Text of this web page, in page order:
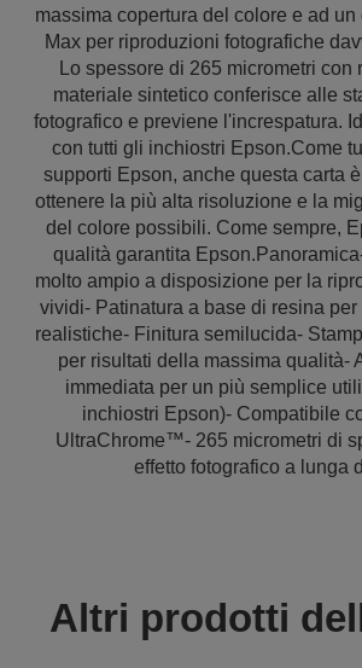
massima copertura del colore e ad
Max per riproduzioni fotografiche
Lo spessore di 265 micrometri con
materiale sintetico conferisce alle
fotografico e previene l'increspatura.
con tutti gli inchiostri Epson.Come
supporti Epson, anche questa carta
ottenere la più alta risoluzione e la
del colore possibili. Come sempre,
qualità garantita
molto ampio a disposizione per la
vividi- Patinatura a base di resina per
realistiche- Finitura semilucida-
per risultati della massima qualità-
immediata per un più semplice
inchiostri Epson)- Compatibile
UltraChrome™- 265 micrometri di
effetto fotografico a lunga
Altri prodotti